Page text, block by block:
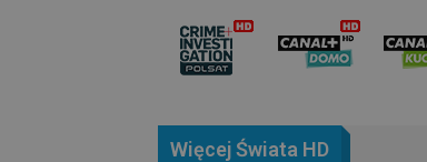
Więcej Świata HD